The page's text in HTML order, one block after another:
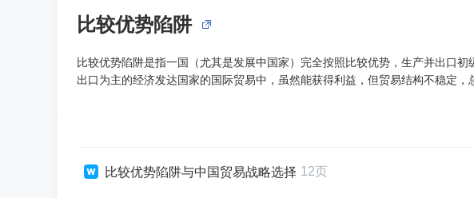
比较优势陷阱
比较优势陷阱是指一国（尤其是发展中国家）完全按照比较优势，生产并出口
出口为主的经济发达国家的国际贸易中，虽然能获得利益，但贸易结构不稳定，
比较优势陷阱与中国贸易战略选择 12页